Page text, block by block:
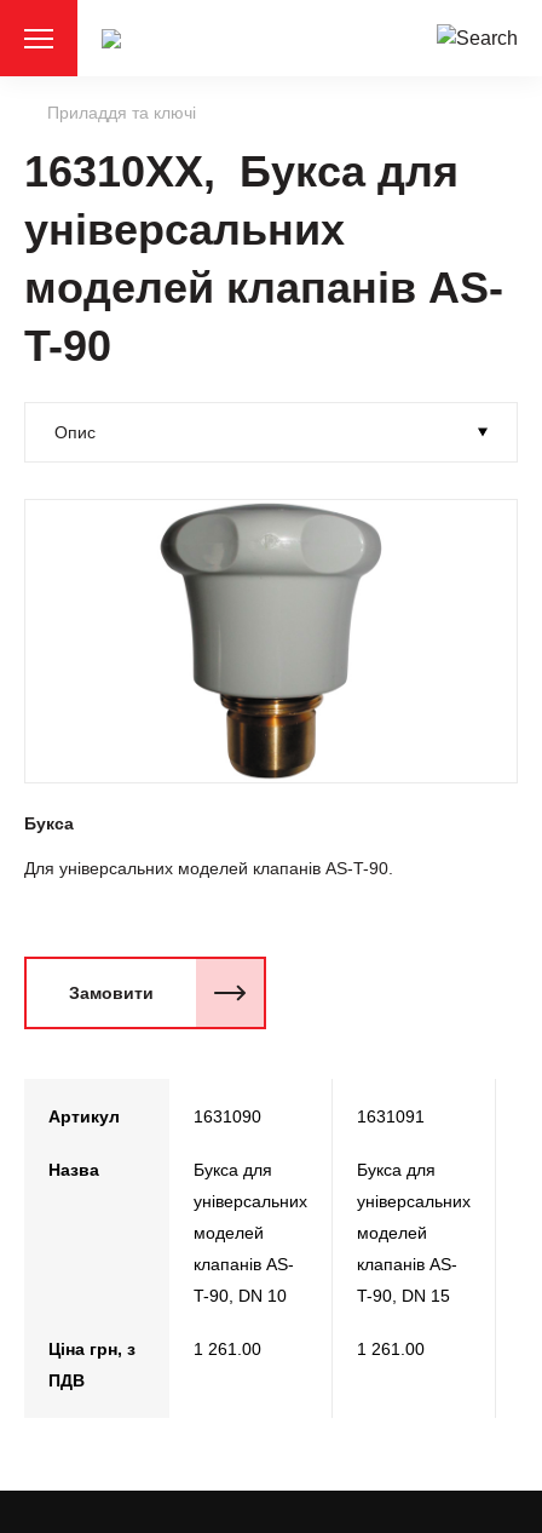
Приладдя та ключі
16310XX, Букса для
універсальних
моделей клапанів AS-
T-90
Букса
Для універсальних моделей клапанів AS-T-90.
Замовити
Артикул 1631090 1631091
Назва
Букса для
універсальних
моделей
клапанів AS-
T-90, DN 10
Букса для
універсальних
моделей
клапанів AS-
T-90, DN 15
Ціна грн, з
ПДВ
1 261.00 1 261.00